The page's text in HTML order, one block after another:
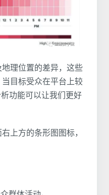
理位置的差异，这些
目标受众在平台上较
析功能可以让我们更好
上方的条形图图标，